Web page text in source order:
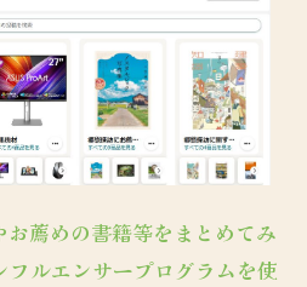
薦めの書籍等をまとめてみ
ルエンサープログラムを使